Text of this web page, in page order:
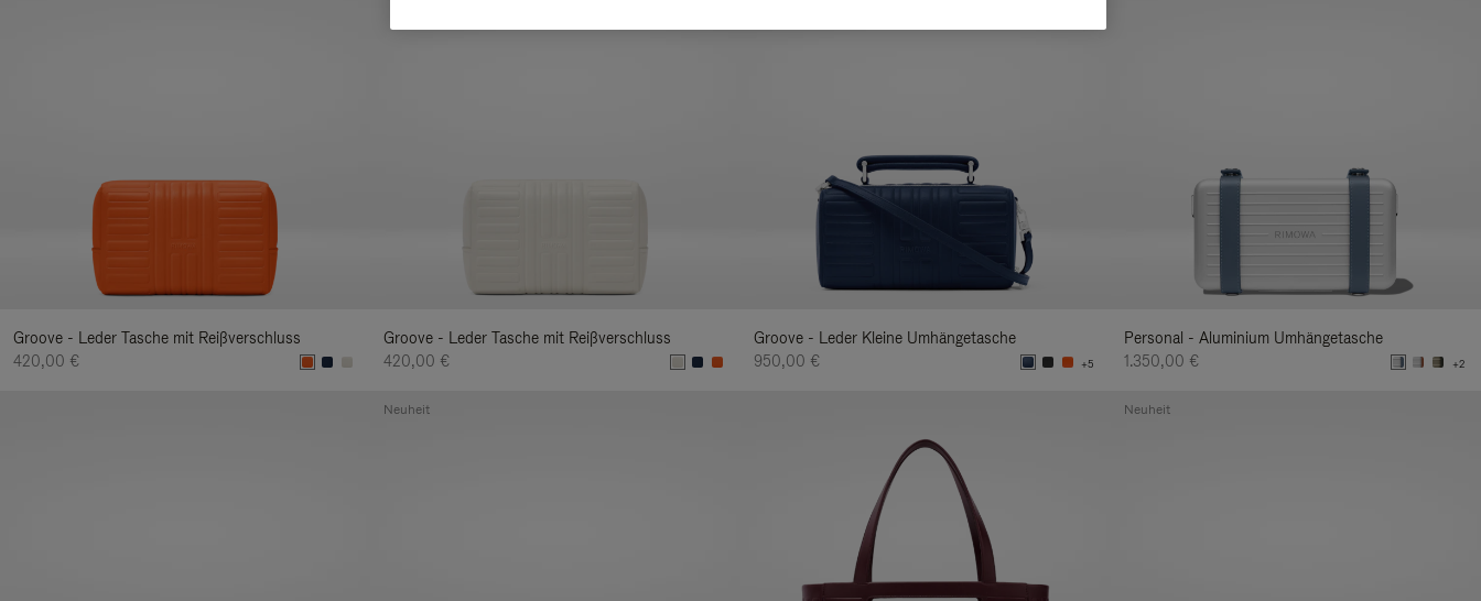
Groove - Leder Tasche mit Reißverschluss
420,00 €
Groove - Leder Tasche mit Reißverschluss
420,00 €
Groove - Leder Kleine Umhängetasche
950,00 €
+5
Personal - Aluminium Umhängetasche
1.350,00 €
+2
Neuheit Neuheit